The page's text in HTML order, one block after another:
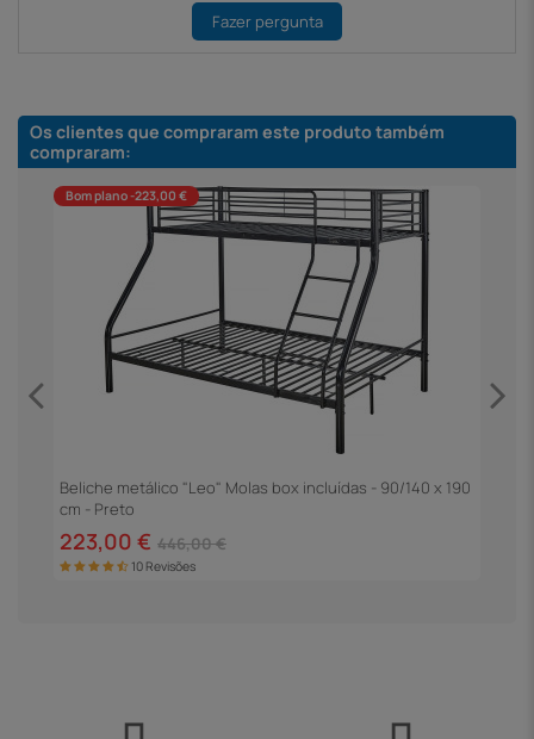
Fazer pergunta
Os clientes que compraram este produto também
compraram:
Bom plano -223,00 €
Beliche metálico "Leo" Molas box incluídas - 90/140 x 190
cm - Preto
223,00 € 446,00 €
10 Revisões